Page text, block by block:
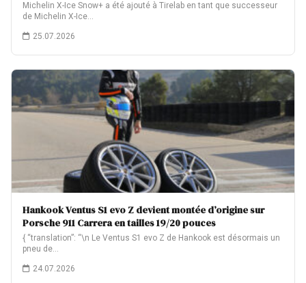
Michelin X-Ice Snow+ a été ajouté à Tirelab en tant que successeur
de Michelin X-Ice…
25.07.2026
Hankook Ventus S1 evo Z devient montée d’origine sur
Porsche 911 Carrera en tailles 19/20 pouces
{ “translation”: “\n Le Ventus S1 evo Z de Hankook est désormais un
pneu de…
24.07.2026